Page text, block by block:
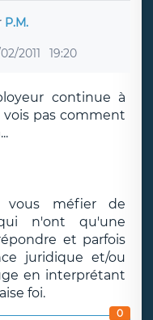
P.M.
2011 19:20
continue à
pas comment
vous méfier de
n'ont qu'une
et parfois
juridique et/ou
en interprétant
foi.
0